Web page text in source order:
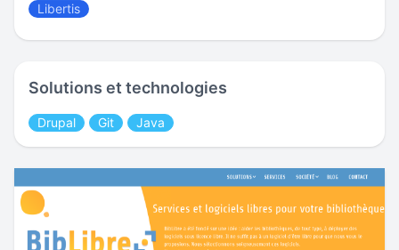
Libertis
Solutions et technologies
Drupal Git Java